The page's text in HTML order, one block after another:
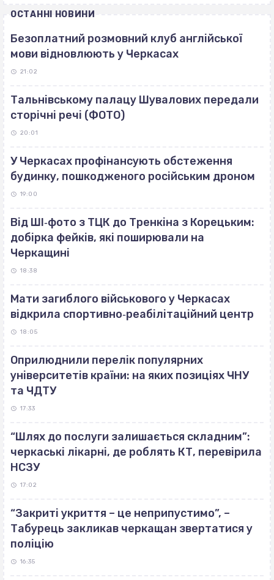
ОСТАННІ НОВИНИ
Безоплатний розмовний клуб англійської
мови відновлюють у Черкасах
21:02
Тальнівському палацу Шувалових передали
сторічні речі (ФОТО)
20:01
У Черкасах профінансують обстеження
будинку, пошкодженого російським дроном
19:00
Від ШІ‐фото з ТЦК до Тренкіна з Корецьким:
добірка фейків, які поширювали на
Черкащині
18:38
Мати загиблого військового у Черкасах
відкрила спортивно‐реабілітаційний центр
18:05
Оприлюднили перелік популярних
університетів країни: на яких позиціях ЧНУ
та ЧДТУ
17:33
“Шлях до послуги залишається складним”:
черкаські лікарні, де роблять КТ, перевірила
НСЗУ
17:02
“Закриті укриття – це неприпустимо”, –
Табурець закликав черкащан звертатися у
поліцію
16:35